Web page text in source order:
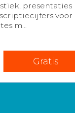
presentaties
voor
m...
Gratis